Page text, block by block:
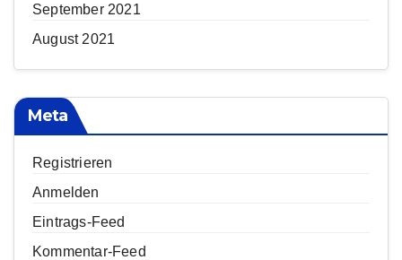
September 2021
August 2021
Meta
Registrieren
Anmelden
Eintrags-Feed
Kommentar-Feed